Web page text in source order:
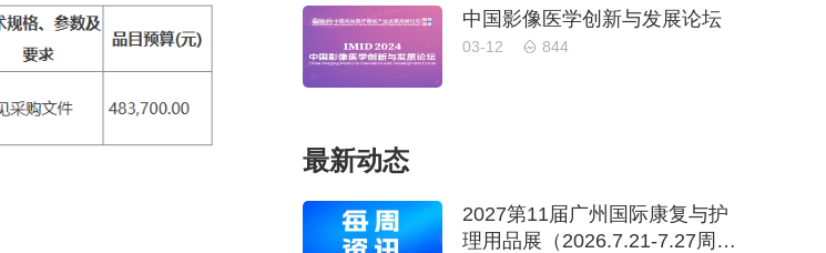
中国影像医学创新与发展论坛
03-12 844
最新动态
2027第11届广州国际康复与护
理用品展（2026.7.21-7.27周